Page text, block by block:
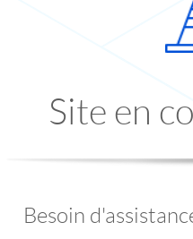
Site en
Besoin